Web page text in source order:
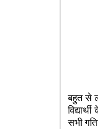
बहुत से
सभी